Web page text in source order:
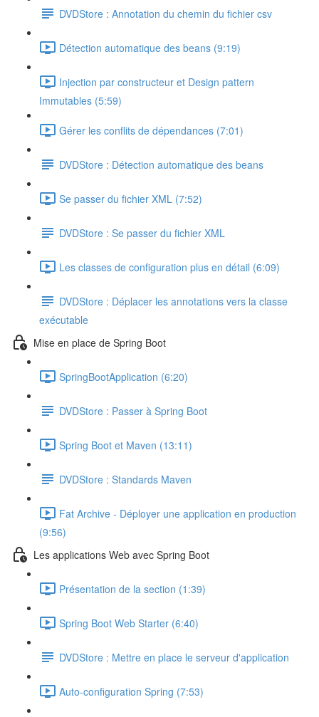
DVDStore : Annotation du chemin du fichier csv
Détection automatique des beans (9:19)
Injection par constructeur et Design pattern
Immutables (5:59)
Gérer les conflits de dépendances (7:01)
DVDStore : Détection automatique des beans
Se passer du fichier XML (7:52)
DVDStore : Se passer du fichier XML
Les classes de configuration plus en détail (6:09)
DVDStore : Déplacer les annotations vers la classe
exécutable
Mise en place de Spring Boot
SpringBootApplication (6:20)
DVDStore : Passer à Spring Boot
Spring Boot et Maven (13:11)
DVDStore : Standards Maven
Fat Archive - Déployer une application en production
(9:56)
Les applications Web avec Spring Boot
Présentation de la section (1:39)
Spring Boot Web Starter (6:40)
DVDStore : Mettre en place le serveur d'application
Auto-configuration Spring (7:53)